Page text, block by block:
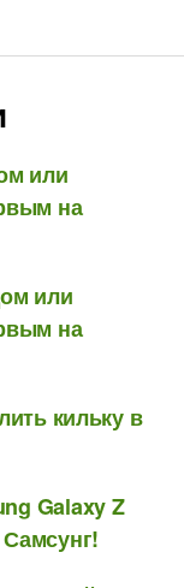
или
на
или
на
кильку в
Galaxy Z